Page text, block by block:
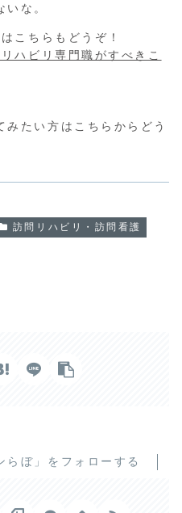
な。
こちらもどうぞ！
ハビリ専門職がすべきこ
みたい方はこちらからどう
訪問リハビリ・訪問看護
らぼ」をフォローする